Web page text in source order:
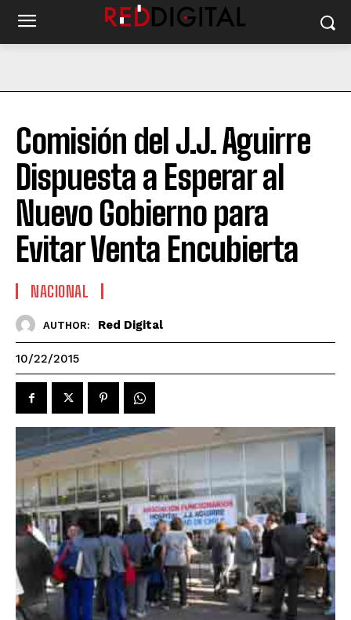
Comisión del J.J. Aguirre
Dispuesta a Esperar al
Nuevo Gobierno para
Evitar Venta Encubierta
NACIONAL
AUTHOR: Red Digital
10/22/2015